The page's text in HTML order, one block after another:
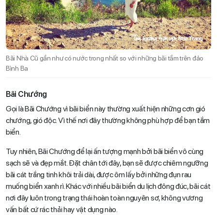
Bãi Nhà Cũ gần như có nước trong nhất so với những bãi tắm trên đảo
Bình Ba
Bãi Chướng
Gọi là Bãi Chướng vì bãi biển này thường xuất hiện những cơn gió
chướng, gió độc. Vì thế nơi đây thường không phù hợp để bạn tắm
biển.
Tuy nhiên, Bãi Chướng để lại ấn tượng mạnh bởi bãi biển vô cùng
sạch sẽ và đẹp mắt. Đặt chân tới đây, bạn sẽ được chiêm ngưỡng
bãi cát trắng tinh khôi trải dài, được ôm lấy bởi những đụn rau
muống biển xanh rì. Khác với nhiều bãi biển du lịch đông đúc, bãi cát
nơi đây luôn trong trạng thái hoàn toàn nguyên sơ, không vương
vấn bất cứ rác thải hay vật dụng nào.